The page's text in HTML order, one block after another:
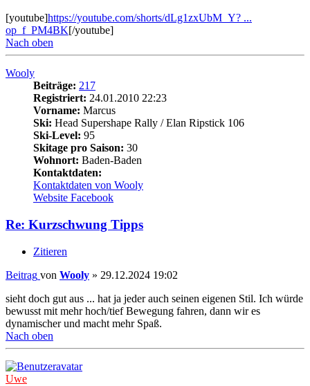
[youtube]https://youtube.com/shorts/dLg1zxUbM_Y? ...
op_f_PM4BK[/youtube]
Nach oben
Wooly
Beiträge: 217
Registriert: 24.01.2010 22:23
Vorname: Marcus
Ski: Head Supershape Rally / Elan Ripstick 106
Ski-Level: 95
Skitage pro Saison: 30
Wohnort: Baden-Baden
Kontaktdaten:
Kontaktdaten von Wooly
Website Facebook
Re: Kurzschwung Tipps
Zitieren
Beitrag von Wooly » 29.12.2024 19:02
sieht doch gut aus ... hat ja jeder auch seinen eigenen Stil. Ich würde
bewusst mit mehr hoch/tief Bewegung fahren, dann wir es
dynamischer und macht mehr Spaß.
Nach oben
Uwe